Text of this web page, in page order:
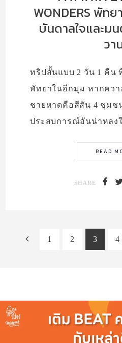
WONDERS พัท
บันดาลใจและม
วา
ทริปสั้นแบบ 2 วัน 1 คืน
พัทยาในอีกมุม หากคว
ชายหาดคือสีสัน 4 ชุมช
ประสบการณ์อันน่าหลง
SHARE
1 2 3 4